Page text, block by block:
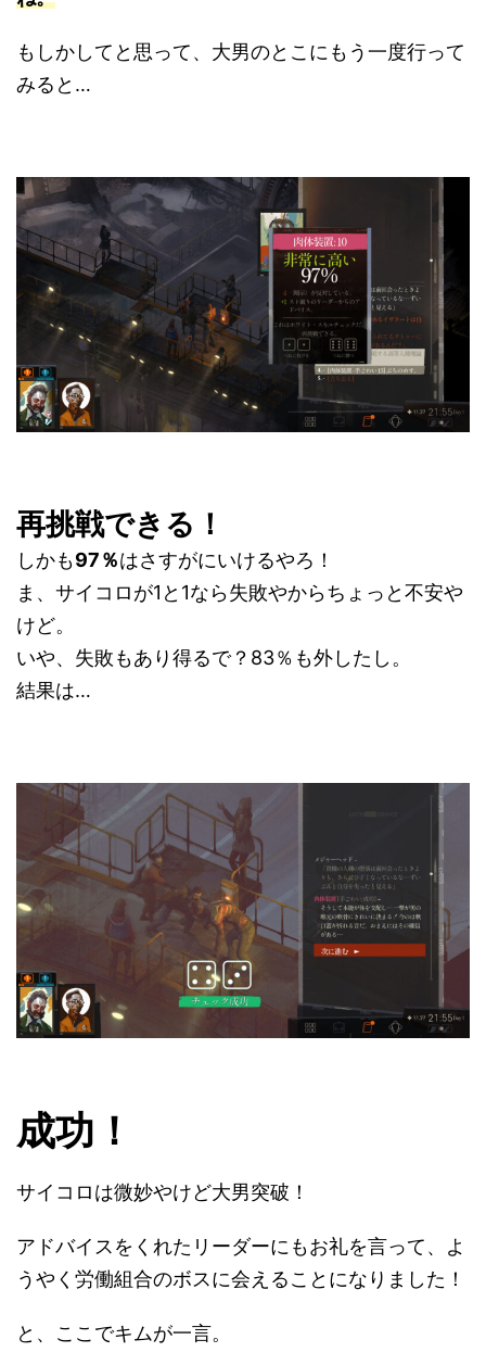
もしかしてと思って、大男のとこにもう一度行って
みると…
再挑戦できる！
しかも97％はさすがにいけるやろ！
ま、サイコロが1と1なら失敗やからちょっと不安や
けど。
いや、失敗もあり得るで？83％も外したし。
結果は…
成功！
サイコロは微妙やけど大男突破！
アドバイスをくれたリーダーにもお礼を言って、よ
うやく労働組合のボスに会えることになりました！
と、ここでキムが一言。